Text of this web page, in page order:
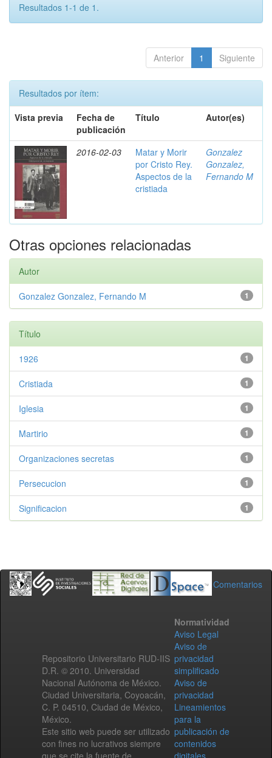
Resultados 1-1 de 1.
Anterior 1 Siguiente
Resultados por ítem:
Vista previa
Fecha de
publicación
Título Autor(es)
2016-02-03
Matar y Morir
por Cristo Rey.
Aspectos de la
cristiada
Gonzalez
Gonzalez,
Fernando M
Otras opciones relacionadas
Autor
1
Gonzalez Gonzalez, Fernando M
Título
1
1926
1
Cristiada
1
Iglesia
1
Martirio
1
Organizaciones secretas
1
Persecucion
1
Significacion
Comentarios
Repositorio Universitario RUD-IIS
D.R. © 2010. Universidad
Nacional Autónoma de México.
Ciudad Universitaria, Coyoacán,
C. P. 04510, Ciudad de México,
México.
Este sitio web puede ser utilizado
con fines no lucrativos siempre
que se cite la fuente de
Normatividad
Aviso Legal
Aviso de
privacidad
simplificado
Aviso de
privacidad
Lineamientos
para la
publicación de
contenidos
digitales